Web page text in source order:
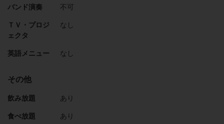
バンド演奏 不可
ＴＶ・プロジ
ェクタ
なし
英語メニュー なし
その他
飲み放題 あり
食べ放題 あり